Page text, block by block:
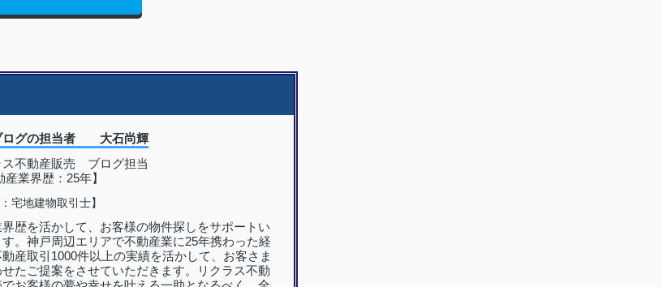
ログの担当者 大石尚輝
ス不動産販売 ブログ担当
産業界歴：25年】
：宅地建物取引士】
歴を活かして、お客様の物件探しをサポートい
す。神戸周辺エリアで不動産業に25年携わった経
産取引1000件以上の実績を活かして、お客さま
せたご提案をさせていただきます。リクラス不動